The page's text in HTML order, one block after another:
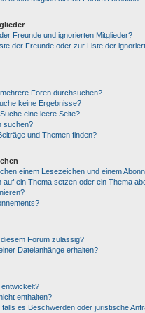
Freunde und ignorierten Mitglieder?
der Freunde oder zur Liste der
Foren durchsuchen?
keine Ergebnisse?
eine leere Seite?
suchen?
und Themen finden?
einem Lesezeichen und einem
ein Thema setzen oder ein Thema
Forum zulässig?
Dateianhänge erhalten?
enthalten?
es Beschwerden oder juristische